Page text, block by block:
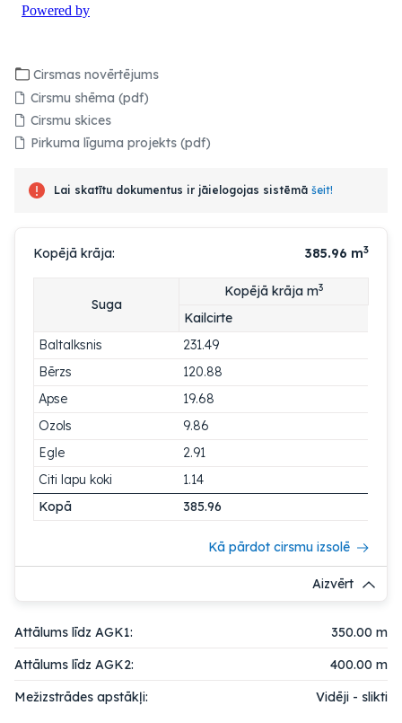
Cirsmas novērtējums
Cirsmu shēma (pdf)
Cirsmu skices
Pirkuma līguma projekts (pdf)
Lai skatītu dokumentus ir jāielogojas sistēmā šeit!
Kopējā krāja: 385.96 m3
Suga
Kopējā krāja m3
Kailcirte
Baltalksnis
231.49
Bērzs
120.88
Apse
19.68
Ozols
9.86
Egle
2.91
Citi lapu koki
1.14
Kopā
385.96
Kā pārdot cirsmu izsolē
Aizvērt
Attālums līdz AGK1:
350.00 m
Attālums līdz AGK2:
400.00 m
Mežizstrādes apstākļi:
Vidēji - slikti